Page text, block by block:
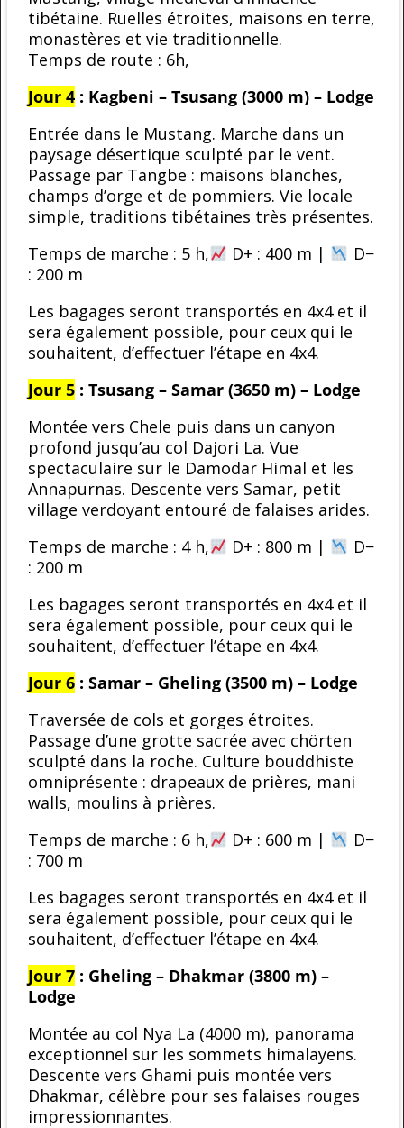
tibétaine. Ruelles étroites, maisons en terre,
monastères et vie traditionnelle.
Temps de route : 6h,
Jour 4: Kagbeni – Tsusang (3000 m) – Lodge
Entrée dans le Mustang. Marche dans un
paysage désertique sculpté par le vent.
Passage par Tangbe : maisons blanches,
champs d’orge et de pommiers. Vie locale
simple, traditions tibétaines très présentes.
Temps de marche : 5 h,
D+ : 400 m |
D−
: 200 m
Les bagages seront transportés en 4x4 et il
sera également possible, pour ceux qui le
souhaitent, d’effectuer l’étape en 4x4.
Jour 5: Tsusang – Samar (3650 m) – Lodge
Montée vers Chele puis dans un canyon
profond jusqu’au col Dajori La. Vue
spectaculaire sur le Damodar Himal et les
Annapurnas. Descente vers Samar, petit
village verdoyant entouré de falaises arides.
Temps de marche : 4 h,
D+ : 800 m |
D−
: 200 m
Les bagages seront transportés en 4x4 et il
sera également possible, pour ceux qui le
souhaitent, d’effectuer l’étape en 4x4.
Jour 6: Samar – Gheling (3500 m) – Lodge
Traversée de cols et gorges étroites.
Passage d’une grotte sacrée avec chörten
sculpté dans la roche. Culture bouddhiste
omniprésente : drapeaux de prières, mani
walls, moulins à prières.
Temps de marche : 6 h,
D+ : 600 m |
D−
: 700 m
Les bagages seront transportés en 4x4 et il
sera également possible, pour ceux qui le
souhaitent, d’effectuer l’étape en 4x4.
Jour 7: Gheling – Dhakmar (3800 m) –
Lodge
Montée au col Nya La (4000 m), panorama
exceptionnel sur les sommets himalayens.
Descente vers Ghami puis montée vers
Dhakmar, célèbre pour ses falaises rouges
impressionnantes.